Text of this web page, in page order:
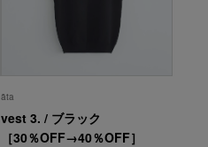
āta
vest 3. / ブラック
［30％OFF→40％OFF］